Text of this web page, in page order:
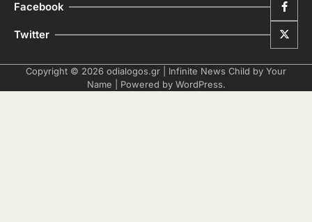
Facebook
Twitter
Copyright © 2026 odialogos.gr | Infinite News Child by Your
Name | Powered by WordPress.